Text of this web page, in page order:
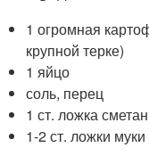
1 огромная
крупной терке)
1 яйцо
соль, перец
1 ст. ложка
1-2 ст. ложки муки